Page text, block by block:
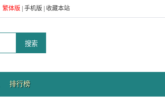
繁体版 手机版 收藏本站
排行榜